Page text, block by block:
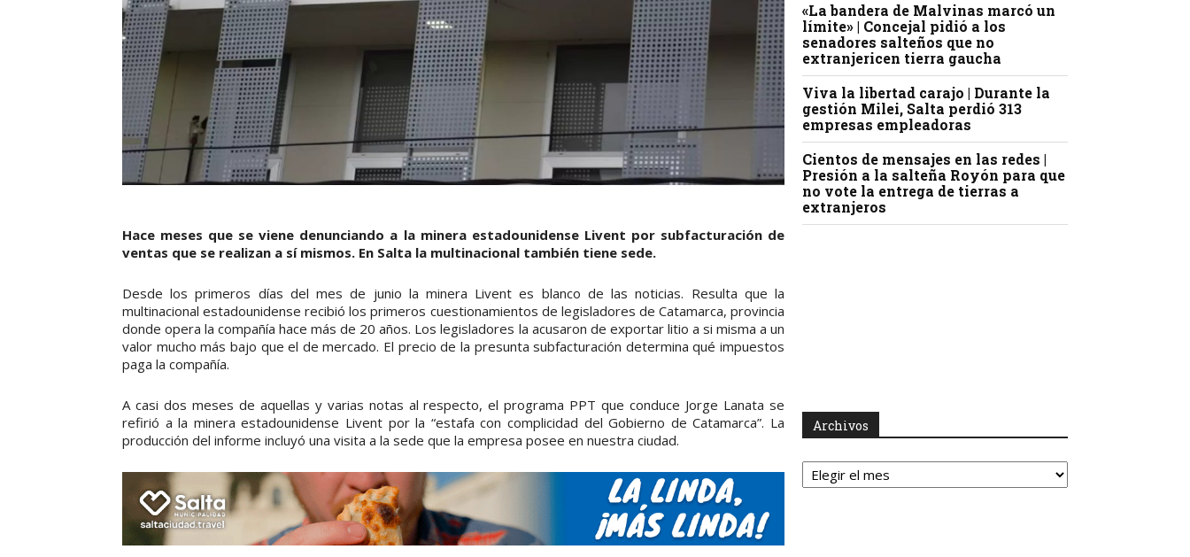
Hace meses que se viene denunciando a la minera estadounidense Livent por subfacturación de
ventas que se realizan a sí mismos. En Salta la multinacional también tiene sede.
Desde los primeros días del mes de junio la minera Livent es blanco de las noticias. Resulta que la
multinacional estadounidense recibió los primeros cuestionamientos de legisladores de Catamarca, provincia
donde opera la compañía hace más de 20 años. Los legisladores la acusaron de exportar litio a si misma a un
valor mucho más bajo que el de mercado. El precio de la presunta subfacturación determina qué impuestos
paga la compañía.
A casi dos meses de aquellas y varias notas al respecto, el programa PPT que conduce Jorge Lanata se
refirió a la minera estadounidense Livent por la “estafa con complicidad del Gobierno de Catamarca”. La
producción del informe incluyó una visita a la sede que la empresa posee en nuestra ciudad.
«La bandera de Malvinas marcó un
límite» | Concejal pidió a los
senadores salteños que no
extranjericen tierra gaucha
Viva la libertad carajo | Durante la
gestión Milei, Salta perdió 313
empresas empleadoras
Cientos de mensajes en las redes |
Presión a la salteña Royón para que
no vote la entrega de tierras a
extranjeros
Archivos
Archivos